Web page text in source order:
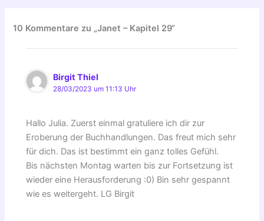
10 Kommentare zu „Janet – Kapitel 29“
Birgit Thiel
28/03/2023 um 11:13 Uhr
Hallo Julia. Zuerst einmal gratuliere ich dir zur
Eroberung der Buchhandlungen. Das freut mich sehr
für dich. Das ist bestimmt ein ganz tolles Gefühl.
Bis nächsten Montag warten bis zur Fortsetzung ist
wieder eine Herausforderung :0) Bin sehr gespannt
wie es weitergeht. LG Birgit